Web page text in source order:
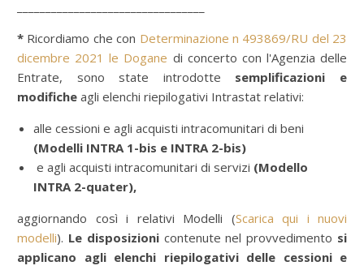
* Ricordiamo che con Determinazione n 493869/RU del 23
dicembre 2021 le Dogane di concerto con l'Agenzia delle
Entrate, sono state introdotte semplificazioni e
modifiche agli elenchi riepilogativi Intrastat relativi:
alle cessioni e agli acquisti intracomunitari di beni
(Modelli INTRA 1-bis e INTRA 2-bis)
e agli acquisti intracomunitari di servizi (Modello
INTRA 2-quater),
aggiornando così i relativi Modelli (Scarica qui i nuovi
modelli). Le disposizioni contenute nel provvedimento si
applicano agli elenchi riepilogativi delle cessioni e